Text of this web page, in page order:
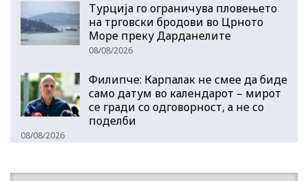
Турција го ограничува пловењето
на трговски бродови во Црното
Море преку Дарданелите
08/08/2026
Филипче: Карпалак не смее да биде
само датум во календарот – мирот
се гради со одговорност, а не со
поделби
08/08/2026